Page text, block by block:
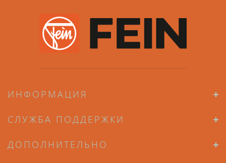
ИНФОРМАЦИЯ
СЛУЖБА ПОДДЕРЖКИ
ДОПОЛНИТЕЛЬНО